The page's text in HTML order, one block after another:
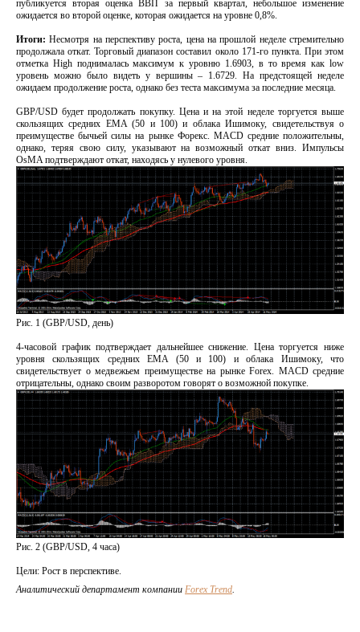
публикуется вторая оценка ВВП за первый квартал, небольшое изменение
ожидается во второй оценке, которая ожидается на уровне 0,8%.
Итоги:Несмотря на перспективу роста, цена на прошлой неделе стремительно
продолжала откат. Торговый диапазон составил около 171-го пункта. При этом
отметка High поднималась максимум к уровню 1.6903, в то время как low
уровень можно было видеть у вершины – 1.6729. На предстоящей неделе
ожидаем продолжение роста, однако без теста максимума за последние месяца.
GBP/USD будет продолжать покупку. Цена и на этой неделе торгуется выше
скользящих средних EMA (50 и 100) и облака Ишимоку, свидетельствуя о
преимуществе бычьей силы на рынке Форекс. MACD средние положительны,
однако, теряя свою силу, указывают на возможный откат вниз. Импульсы
OsMA подтверждают откат, находясь у нулевого уровня.
Рис. 1 (GBP/USD, день)
4-часовой график подтверждает дальнейшее снижение. Цена торгуется ниже
уровня скользящих средних EMA (50 и 100) и облака Ишимоку, что
свидетельствует о медвежьем преимуществе на рынке Forex. MACD средние
отрицательны, однако своим разворотом говорят о возможной покупке.
Рис. 2 (GBP/USD, 4 часа)
Цели: Рост в перспективе.
Аналитический департамент компании Forex Trend